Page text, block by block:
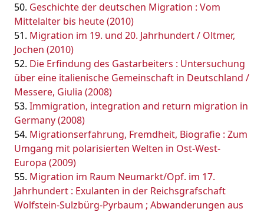
Geschichte der deutschen Migration : Vom
Mittelalter bis heute (2010)
Migration im 19. und 20. Jahrhundert / Oltmer,
Jochen (2010)
Die Erfindung des Gastarbeiters : Untersuchung
über eine italienische Gemeinschaft in Deutschland /
Messere, Giulia (2008)
Immigration, integration and return migration in
Germany (2008)
Migrationserfahrung, Fremdheit, Biografie : Zum
Umgang mit polarisierten Welten in Ost-West-
Europa (2009)
Migration im Raum Neumarkt/Opf. im 17.
Jahrhundert : Exulanten in der Reichsgrafschaft
Wolfstein-Sulzbürg-Pyrbaum ; Abwanderungen aus